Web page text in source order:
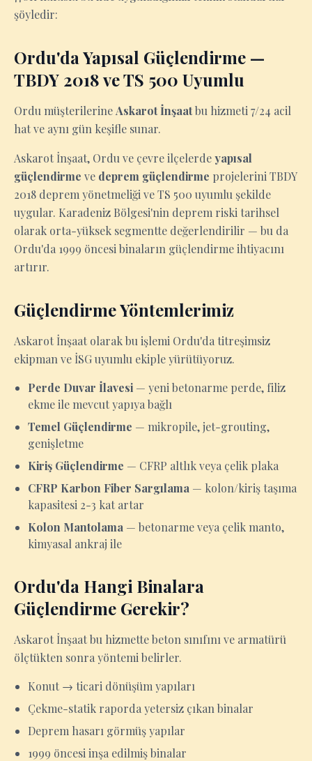
şöyledir:
Ordu'da Yapısal Güçlendirme —
TBDY 2018 ve TS 500 Uyumlu
Ordu müşterilerineAskarot İnşaatbu hizmeti 7/24 acil
hat ve aynı gün keşifle sunar.
Askarot İnşaat, Ordu ve çevre ilçelerdeyapısal
güçlendirme ve deprem güçlendirme projelerini TBDY
2018 deprem yönetmeliği ve TS 500 uyumlu şekilde
uygular. Karadeniz Bölgesi'nin deprem riski tarihsel
olarak orta-yüksek segmentte değerlendirilir — bu da
Ordu'da 1999 öncesi binaların güçlendirme ihtiyacını
artırır.
Güçlendirme Yöntemlerimiz
Askarot İnşaat olarak bu işlemi Ordu'da titreşimsiz
ekipman ve İSG uyumlu ekiple yürütüyoruz.
Perde Duvar İlavesi — yeni betonarme perde, filiz
ekme ile mevcut yapıya bağlı
Temel Güçlendirme — mikropile, jet-grouting,
genişletme
Kiriş Güçlendirme — CFRP altlık veya çelik plaka
CFRP Karbon Fiber Sargılama — kolon/kiriş taşıma
kapasitesi 2-3 kat artar
Kolon Mantolama — betonarme veya çelik manto,
kimyasal ankraj ile
Ordu'da Hangi Binalara
Güçlendirme Gerekir?
Askarot İnşaat bu hizmette beton sınıfını ve armatürü
ölçtükten sonra yöntemi belirler.
Konut → ticari dönüşüm yapıları
Çekme-statik raporda yetersiz çıkan binalar
Deprem hasarı görmüş yapılar
1999 öncesi inşa edilmiş binalar